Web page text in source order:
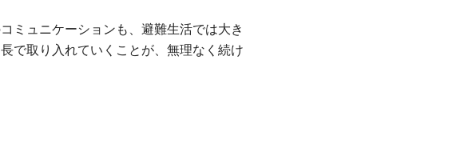
ミュニケーションも、避難生活では大き
で取り入れていくことが、無理なく続け